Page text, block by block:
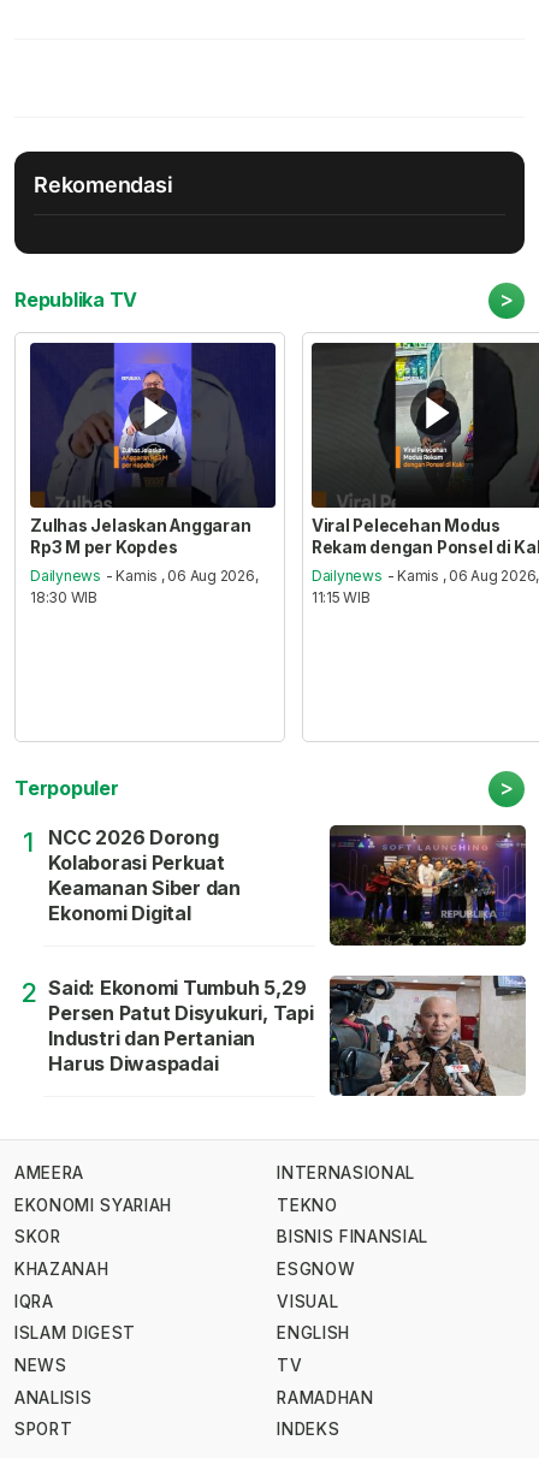
Rekomendasi
Republika TV >
Zulhas Jelaskan Anggaran
Rp3 M per Kopdes
Dailynews - Kamis , 06 Aug 2026,
18:30 WIB
Viral Pelecehan Modus
Rekam dengan Ponsel di
Dailynews - Kamis , 06 Aug 2026,
11:15 WIB
Terpopuler >
1
NCC 2026 Dorong
Kolaborasi Perkuat
Keamanan Siber dan
Ekonomi Digital
2 Said: Ekonomi Tumbuh 5,29
Persen Patut Disyukuri, Tapi
Industri dan Pertanian
Harus Diwaspadai
AMEERA
EKONOMI SYARIAH
SKOR
KHAZANAH
IQRA
ISLAM DIGEST
NEWS
ANALISIS
SPORT
INTERNASIONAL
TEKNO
BISNIS FINANSIAL
ESGNOW
VISUAL
ENGLISH
TV
RAMADHAN
INDEKS